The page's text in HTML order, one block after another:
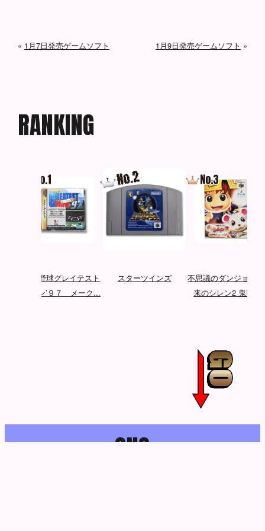
« 1月7日発売ゲームソフト 1月9日発売ゲームソフト »
RANKING
プロ野球グレイテスト
ナイン’９７ メーク...
スターツインズ
不思議のダンジョン
来のシレン2 鬼襲...
SNS